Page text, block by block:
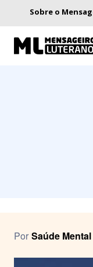
Sobre o
Por Saúde Mental